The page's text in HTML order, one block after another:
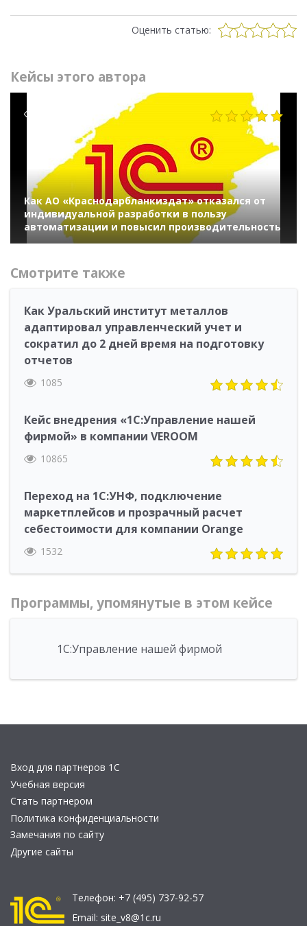
Оценить статью:
Кейсы этого автора
Как АО «Краснодарбланкиздат» отказался от
индивидуальной разработки в пользу
автоматизации и повысил производительность
Смотрите также
Как Уральский институт металлов
адаптировал управленческий учет и
сократил до 2 дней время на подготовку
отчетов
1085
Кейс внедрения «1С:Управление нашей
фирмой» в компании VEROOM
10865
Переход на 1С:УНФ, подключение
маркетплейсов и прозрачный расчет
себестоимости для компании Orange
1532
Программы, упомянутые в этом кейсе
1С:Управление нашей фирмой
Вход для партнеров 1С
Учебная версия
Стать партнером
Политика конфиденциальности
Замечания по сайту
Другие сайты
Телефон: +7 (495) 737-92-57
Email: site_v8@1c.ru